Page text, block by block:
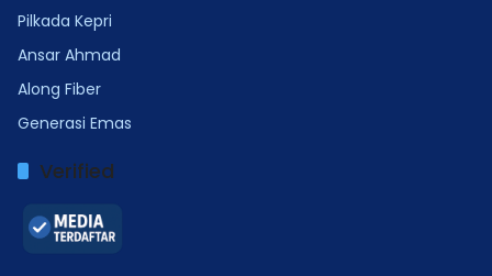
Pilkada Kepri
Ansar Ahmad
Along Fiber
Generasi Emas
Verified